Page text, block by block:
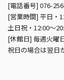
[電話番号] 076-
[営業時間] 平日・
土日祝・12:00～
[休館日] 毎週火曜
祝日の場合は翌日